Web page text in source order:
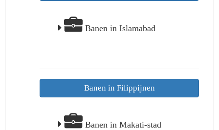
Banen in Islamabad
Banen in Filippijnen
Banen in Makati-stad